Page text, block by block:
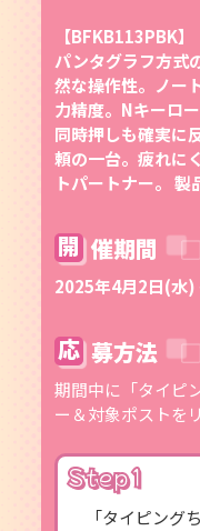
【BFKB113PBK】
パンタグラフ方式
然な操作性。ノー
力精度。Nキーロ
同時押しも確実に
頼の一台。疲れに
トパートナー。 製
開 催期間
2025年4月2日(水
応 募方法
期間中に「タイピ
ー＆対象ポストを
Step1
「タイピング